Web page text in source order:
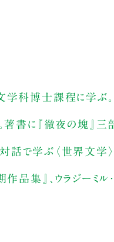
科博士課程に学ぶ
に『徹夜の塊』三
話で学ぶ〈世界文学
品集』、ウラジーミル